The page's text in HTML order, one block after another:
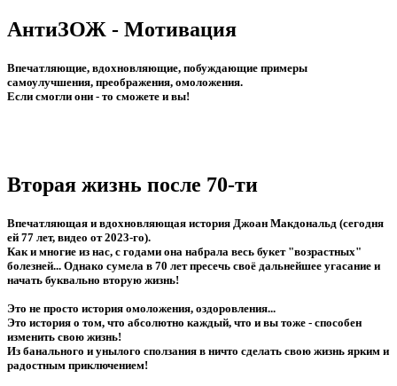
АнтиЗОЖ - Мотивация
Впечатляющие, вдохновляющие, побуждающие примеры
самоулучшения, преображения, омоложения.
Если смогли они - то сможете и вы!
Вторая жизнь после 70-ти
Впечатляющая и вдохновляющая история Джоан Макдональд (сегодня
ей 77 лет, видео от 2023-го).
Как и многие из нас, с годами она набрала весь букет "возрастных"
болезней... Однако сумела в 70 лет пресечь своё дальнейшее угасание и
начать буквально вторую жизнь!
Это не просто история омоложения, оздоровления...
Это история о том, что абсолютно каждый, что и вы тоже - способен
изменить свою жизнь!
Из банального и унылого сползания в ничто сделать свою жизнь ярким и
радостным приключением!